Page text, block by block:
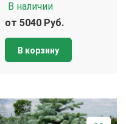
В наличии
от 5040 Руб.
В корзину